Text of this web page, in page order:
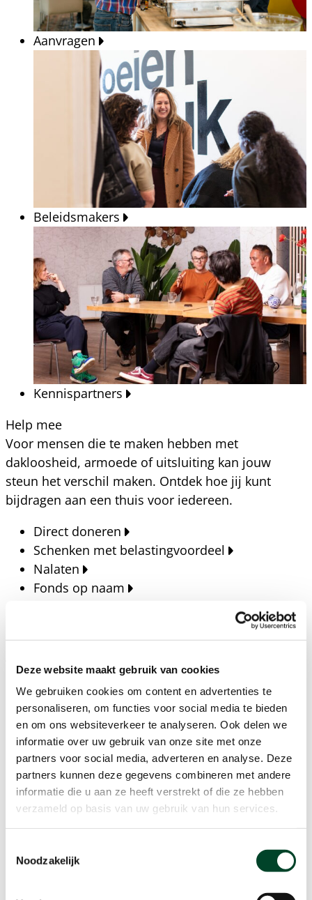
Deze website maakt gebruik van cookies
We gebruiken cookies om content en advertenties te
personaliseren, om functies voor social media te bieden
en om ons websiteverkeer te analyseren. Ook delen we
informatie over uw gebruik van onze site met onze
partners voor social media, adverteren en analyse. Deze
partners kunnen deze gegevens combineren met andere
informatie die u aan ze heeft verstrekt of die ze hebben
verzameld op basis van uw gebruik van hun services.
Noodzakelijk
Aanvragen
Beleidsmakers
Kennispartners
Help mee
Voor mensen die te maken hebben met
dakloosheid, armoede of uitsluiting kan jouw
steun het verschil maken. Ontdek hoe jij kunt
bijdragen aan een thuis voor iedereen.
Direct doneren
Schenken met belastingvoordeel
Nalaten
Fonds op naam
Blijf op de hoogte van het laatste nieuws, verhalen,
publicaties en ontwikkelingen rondom Kansfonds
en onze missie.
Nieuwsberichten
Nieuws
Verhalen
Beeldbanken
Foto's bestaanszekerheid
Agenda